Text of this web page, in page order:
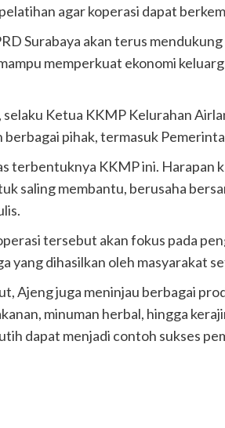
agar koperasi dapat
Surabaya akan terus
memperkuat ekonomi
selaku Ketua KKMP Kelurahan
berbagai pihak, termasuk
terbentuknya KKMP ini. Harapan
saling membantu, berusaha
tersebut akan fokus pada
yang dihasilkan oleh masyarakat
Ajeng juga meninjau berbagai
minuman herbal, hingga
dapat menjadi contoh sukses